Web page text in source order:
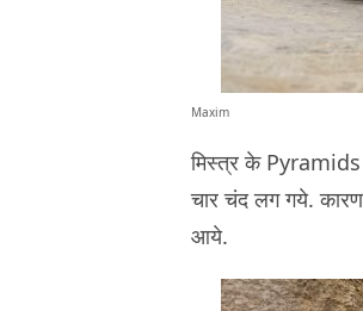
Maxim
मिस्त्र के Pyramids
चार चंद लग गये.
आये.